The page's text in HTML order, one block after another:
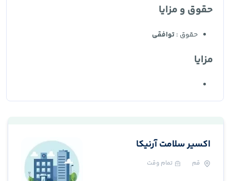
حقوق و مزایا
حقوق :توافقی
مزایا
اکسیر سلامت آرنیکا
قم تمام وقت